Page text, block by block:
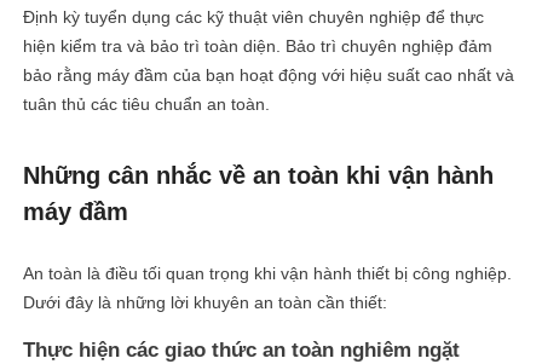
Định kỳ tuyển dụng các kỹ thuật viên chuyên nghiệp để thực
hiện kiểm tra và bảo trì toàn diện. Bảo trì chuyên nghiệp đảm
bảo rằng máy đầm của bạn hoạt động với hiệu suất cao nhất và
tuân thủ các tiêu chuẩn an toàn.
Những cân nhắc về an toàn khi vận hành
máy đầm
An toàn là điều tối quan trọng khi vận hành thiết bị công nghiệp.
Dưới đây là những lời khuyên an toàn cần thiết:
Thực hiện các giao thức an toàn nghiêm ngặt